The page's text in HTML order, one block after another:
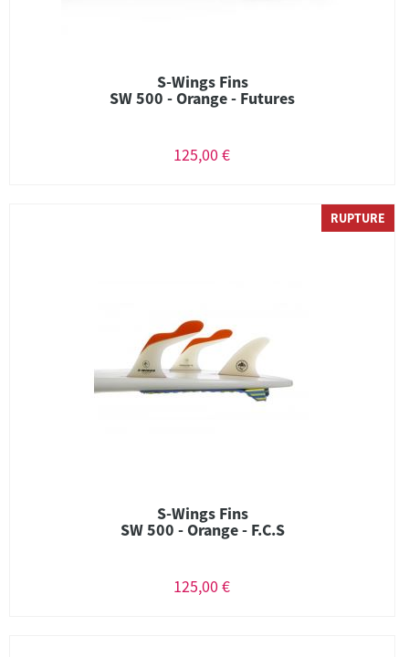
S-Wings Fins
SW 500 - Orange - Futures
125,00 €
RUPTURE
S-Wings Fins
SW 500 - Orange - F.C.S
125,00 €